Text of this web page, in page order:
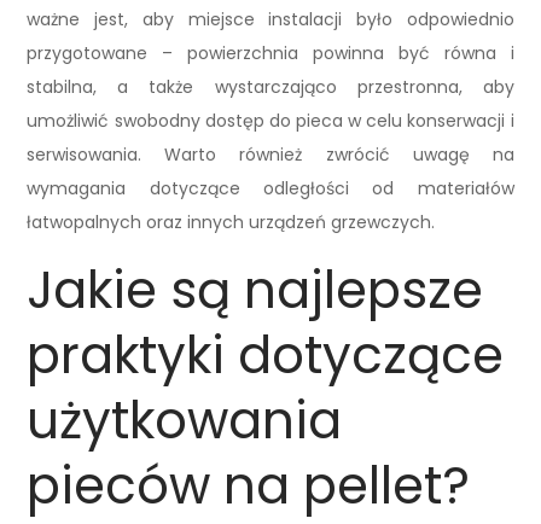
ważne jest, aby miejsce instalacji było odpowiednio
przygotowane – powierzchnia powinna być równa i
stabilna, a także wystarczająco przestronna, aby
umożliwić swobodny dostęp do pieca w celu konserwacji i
serwisowania. Warto również zwrócić uwagę na
wymagania dotyczące odległości od materiałów
łatwopalnych oraz innych urządzeń grzewczych.
Jakie są najlepsze
praktyki dotyczące
użytkowania
pieców na pellet?